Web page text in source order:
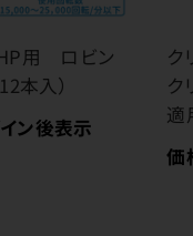
用 ロビン
本入）
ン後表示
ク
ク
適
価